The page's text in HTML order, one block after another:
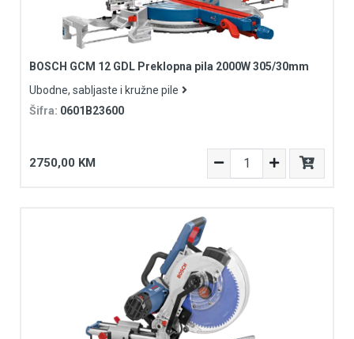
BOSCH GCM 12 GDL Preklopna pila 2000W 305/30mm
Ubodne, sabljaste i kružne pile
Šifra: 0601B23600
2750,00 KM